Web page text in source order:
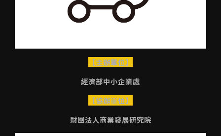
【主辦單位】
經濟部中小企業處
【協辦單位】
財團法人商業發展研究院